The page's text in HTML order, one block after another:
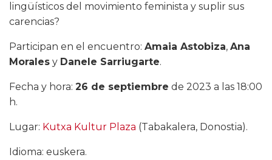
lingüísticos del movimiento feminista y suplir sus
carencias?
Participan en el encuentro: Amaia Astobiza, Ana
Morales y Danele Sarriugarte.
Fecha y hora: 26 de septiembre de 2023 a las 18:00
h.
Lugar: Kutxa Kultur Plaza (Tabakalera, Donostia).
Idioma: euskera.